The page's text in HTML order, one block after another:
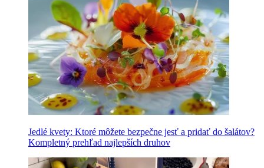
Jedlé kvety: Ktoré môžete bezpečne jesť a pridať do šalátov?
Kompletný prehľad najlepších druhov